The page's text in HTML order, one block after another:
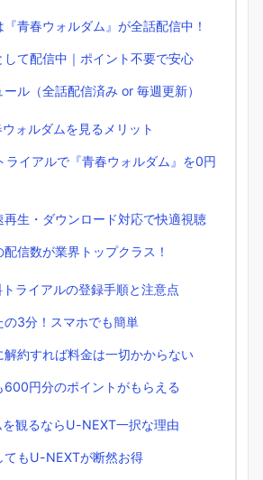
青春ウォルダム』が全話配信中！
して配信中｜ポイント不要で安心
ル（全話配信済み or 毎週更新）
ォルダムを見るメリット
ライアルで『青春ウォルダム』を0円
再生・ダウンロード対応で快適視聴
信数が業界トップクラス！
ライアルの登録手順と注意点
の3分！スマホでも簡単
解約すれば料金は一切かからない
600円分のポイントがもらえる
観るならU-NEXT一択な理由
てもU-NEXTが断然お得